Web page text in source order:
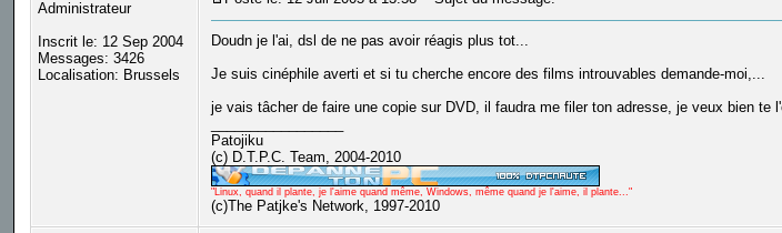
Administrateur
Inscrit le: 12 Sep 2004
Messages: 3426
Localisation: Brussels
Doudn je l'ai, dsl de ne pas avoir réagis plus tot...
Je suis cinéphile averti et si tu cherche encore des films introuvables demande-moi,...
je vais tâcher de faire une copie sur DVD, il faudra me filer ton adresse, je veux bien te
Patojiku
(c) D.T.P.C. Team, 2004-2010
"Linux, quand il plante, je l'aime quand même, Windows, même quand je l'aime, il plante..."
(c)The Patjke's Network, 1997-2010